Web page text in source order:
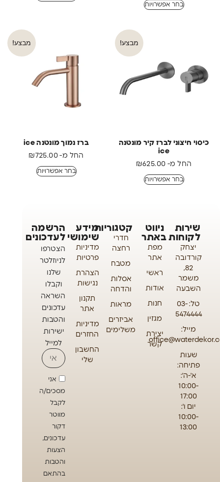
בחר אפשרויות
מבצע!
כיסוי חיצוני לברז קיר מונטנה
ice
החל מ-
₪625.00
בחר אפשרויות
מבצע!
ברז נמוך מונטנה ice
החל מ-
₪725.00
בחר אפשרויות
שירות
לקוחות
יצחק
קורדובה
82,
משמר
השבעה
טל: 03-
5474444
מייל:
שעות
פתיחה:
א'-ה':
10:00-
17:00
יום ו':
10:00-
13:00
ניווט
באתר
מפת
אתר
ראשי
אודות
חנות
מגזין
יצירת
קשר
קטגוריות
חדרי
רחצה
מטבח
אסלות
והדחה
מראות
אביזרים
משלימים
מידע
שימושי
מדיניות
פרטיות
הצהרת
נגישות
תקנון
אתר
מדיניות
החזרים
החשבון
שלי
הרשמה
לעדכונים
הצטרפו
לניוזלטר
שלנו
וקבלו
השראה
עדכונים
והטבות
ישירות
למייל
אני
מסכים/ה
לקבל
מווטר
דקור
עדכונים,
הצעות
והטבות
בהתאם